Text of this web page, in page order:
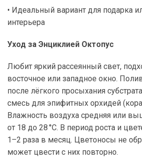
• Идеальный вариант для подарка
интерьера
Уход за Энциклией Октопус
Любит яркий рассеянный свет,
восточное или западное окно.
после лёгкого просыхания
смесь для эпифитных орхидей
Влажность воздуха средняя или
от 18 до 28 °C. В период роста и
1–2 раза в месяц. Цветоносы не
может цвести с них повторно.